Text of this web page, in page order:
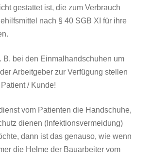
Pflegehilfsmitteln
gestattet ist, die zum Verbrauch
nach § 40 SGB XI für ihre
B. bei den Einmalhandschuhen um
Arbeitgeber zur Verfügung stellen
/ Kunde!
vom Patienten die Handschuhe,
dienen (Infektionsvermeidung)
dann ist das genauso, wie wenn
die Helme der Bauarbeiter vom